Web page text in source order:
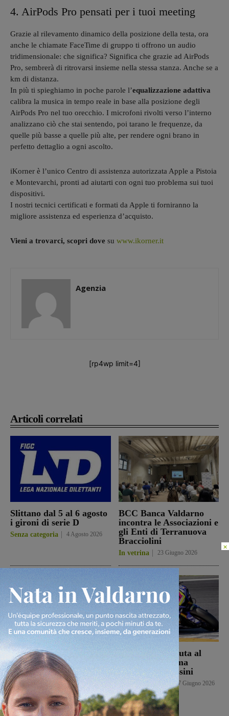
Articoli correlati
Slittano dal 5 al 6 agosto
i gironi di serie D
Senza categoria 4 Agosto 2026
BCC Banca Valdarno
incontra le Associazioni e
gli Enti di Terranuova
Bracciolini
In vetrina 23 Giugno 2026
Banca Valdarno ospita la
mostra “Ogni filo un
ricordo” di Martina
Taddeucci nell’ambito
del progetto “Futuri
Emergenti Italiani”
Senza categoria 17 Giugno 2026
Una brutta caduta al
Correntaio ferma
Alessandro Bossini
Senza categoria 17 Giugno 2026
4. AirPods Pro pensati per i tuoi meeting
Grazie al rilevamento dinamico della posizione della testa, ora
anche le chiamate FaceTime di gruppo ti offrono un audio
tridimensionale: che significa? Significa che grazie ad AirPods
Pro, sembrerà di ritrovarsi insieme nella stessa stanza. Anche se a
km di distanza.
In più ti spieghiamo in poche parole l’equalizzazione adattiva
calibra la musica in tempo reale in base alla posizione degli
AirPods Pro nel tuo orecchio. I microfoni rivolti verso l’interno
analizzano ciò che stai sentendo, poi tarano le frequenze, da
quelle più basse a quelle più alte, per rendere ogni brano in
perfetto dettaglio a ogni ascolto.
iKorner è l’unico Centro di assistenza autorizzata Apple a Pistoia
e Montevarchi, pronti ad aiutarti con ogni tuo problema sui tuoi
dispositivi.
I nostri tecnici certificati e formati da Apple ti forniranno la
migliore assistenza ed esperienza d’acquisto.
Vieni a trovarci, scopri dove su www.ikorner.it
Agenzia
[rp4wp limit=4]
×